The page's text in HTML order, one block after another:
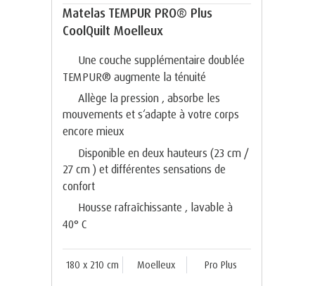
Matelas TEMPUR PRO® Plus
CoolQuilt Moelleux
Une couche supplémentaire doublée
TEMPUR® augmente la ténuité
Allège la pression , absorbe les
mouvements et s‘adapte à votre corps
encore mieux
Disponible en deux hauteurs (23 cm /
27 cm ) et différentes sensations de
confort
Housse rafraîchissante , lavable à
40° C
180 x 210 cm Moelleux Pro Plus